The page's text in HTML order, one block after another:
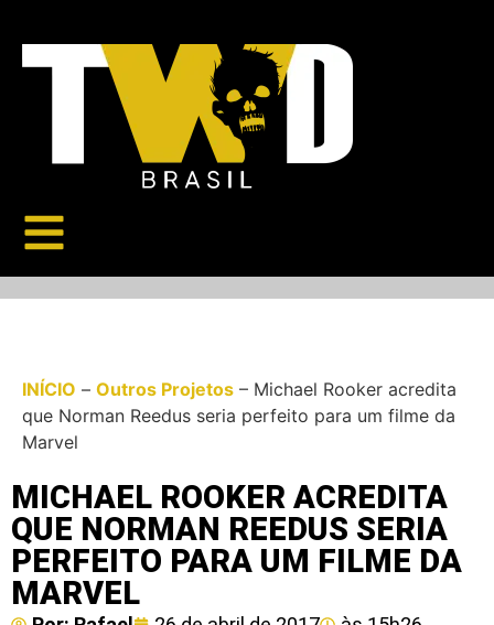
INÍCIO – Outros Projetos – Michael Rooker acredita
que Norman Reedus seria perfeito para um filme da
Marvel
MICHAEL ROOKER ACREDITA
QUE NORMAN REEDUS SERIA
PERFEITO PARA UM FILME DA
MARVEL